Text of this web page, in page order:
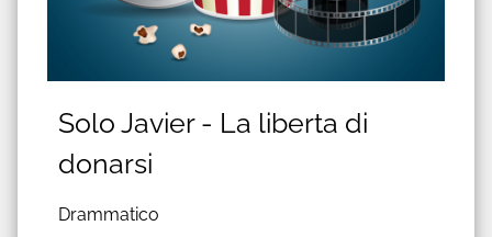
Solo Javier - La liberta di
donarsi
Drammatico